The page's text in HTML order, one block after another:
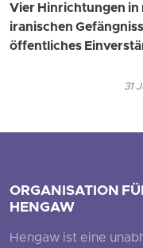
Vier Hinrichtungen in
iranischen
öffentliches
31
ORGANISATION
HENGAW
Hengaw ist eine